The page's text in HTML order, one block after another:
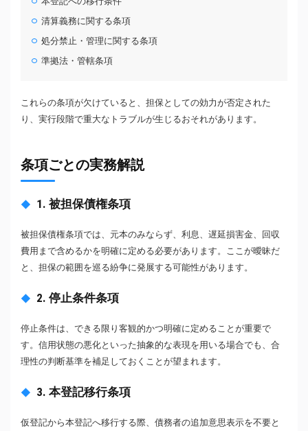
清算義務に関する条項
処分禁止・管理に関する条項
準拠法・管轄条項
これらの条項が欠けていると、担保としての効力が否定された
り、実行段階で重大なトラブルが生じるおそれがあります。
条項ごとの実務解説
1. 被担保債権条項
被担保債権条項では、元本のみならず、利息、遅延損害金、回収
費用まで含めるかを明確に定める必要があります。ここが曖昧だ
と、担保の範囲を巡る紛争に発展する可能性があります。
2. 停止条件条項
停止条件は、できる限り客観的かつ明確に定めることが重要で
す。信用状態の悪化といった抽象的な表現を用いる場合でも、合
理性の判断基準を補足しておくことが望まれます。
3. 本登記移行条項
仮登記から本登記へ移行する際、債務者の追加意思表示を不要と